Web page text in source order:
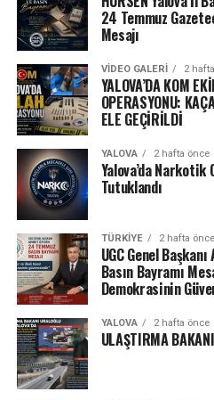
24 Temmuz
Mesajı
VIDEO GALERI 2
YALOVA’DA KOM
OPERASYONU:
ELE GEÇİRİLDİ
YALOVA 2 hafta önce
Yalova’da Narkotik
Tutuklandı
TÜRKIYE 2 hafta önce
UGC Genel
Basın Bayramı
Demokrasinin
YALOVA 2 hafta önce
ULAŞTIRMA